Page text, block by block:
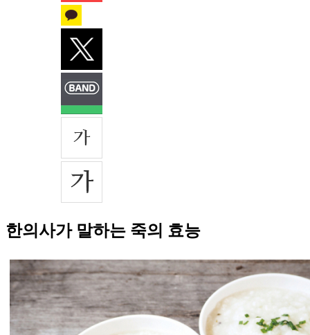
한의사가 말하는 죽의 효능